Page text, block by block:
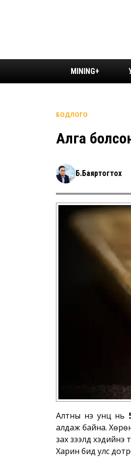
MINING+
БОДЛОГО
Алга
Б.Баяртогтох
Алтны үнэ унц нь
алдаж байна.
зах зээлд хэдийнэ
Харин бид улс